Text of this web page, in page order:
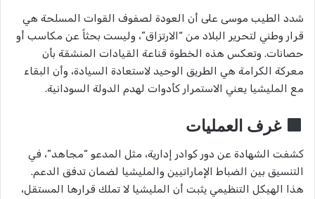
شدد الطيب موسى على أن العودة لصفوف القوات المسلحة هي
قرار وطني لتحرير البلاد من “الارتزاق”، وليست بحثاً عن مكاسب أو
حصانات. وتعكس هذه الخطوة قناعة القيادات المنشقة بأن
معركة الكرامة هي الطريق الوحيد لاستعادة السيادة، وأن البقاء
مع المليشيا يعني الاستمرار كأدوات لهدم الدولة السودانية.
غرف العمليات
كشفت الشهادة عن دور كوادر إدارية، مثل المدعو “مجاهد”، في
التنسيق بين الضباط الإماراتيين والمليشيا لضمان تدفق الدعم.
هذا الهيكل التنظيمي يثبت أن المليشيا لا تملك قرارها المستقل،